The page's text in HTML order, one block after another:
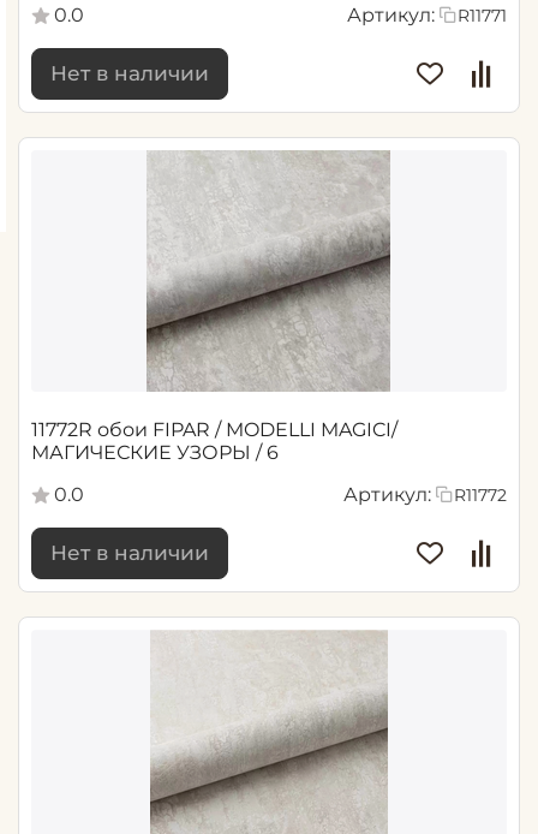
0.0 Артикул: R11771
Нет в наличии
11772R обои FIPAR / MODELLI MAGICI/
МАГИЧЕСКИЕ УЗОРЫ / 6
0.0
Артикул: R11772
Нет в наличии